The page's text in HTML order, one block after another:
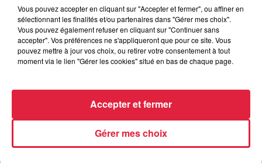
lecture gravitent plutôt autour de Facebook, de Twiter, ou de
la liste d'ingrédients de votre soupe instantanée ? Le
Service Culturel de la commune de Schweighouse sur
Moder vous en donne l'occasion ! Dès le 4 mars à 14h03 le
coup d'envoi est donné pour 12 min de lecture par jour, sur
citoyens⬦ sont invités à prendre part à ce PROJET. Lire,
c'est dialoguer avec son imagination. C'est sourire, rêver,
parfois pleurer. C'est découvrir d'autres mondes et se
découvrir soi-même. C'est plus qu'un loisir ; c'est une porte
vers la liberté. C'est voyager ! « Un livre est un ami qui nous
Vous pouvez accepter en cliquant sur "Accepter et fermer", ou affiner en
sélectionnant les finalités et/ou partenaires dans "Gérer mes choix".
Vous pouvez également refuser en cliquant sur "Continuer sans
accepter". Vos préférences ne s'appliqueront que pour ce site. Vous
pouvez mettre à jour vos choix, ou retirer votre consentement à tout
moment via le lien "Gérer les cookies" situé en bas de chaque page.
Gérer mes choix
Accepter et fermer